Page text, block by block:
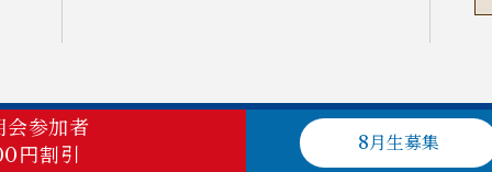
会参加者
円割引
8月生募集
© Heartful Life Counselor Academy